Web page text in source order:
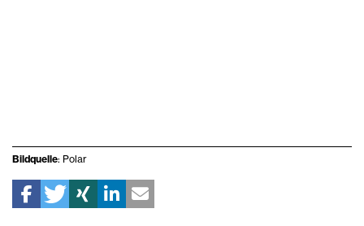
Bildquelle: Polar